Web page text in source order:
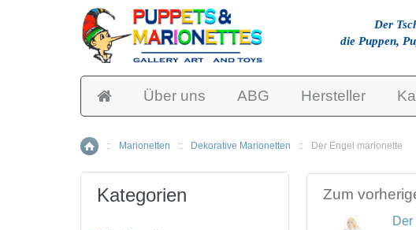
Über uns ABG Hersteller
Home
:: Marionetten :: Dekorative Marionetten :: Der Engel marionette
Zum
Kategorien
Der
die Puppen,